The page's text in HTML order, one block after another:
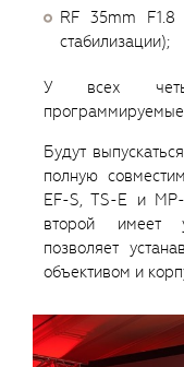
RF 35mm F1.8
стабилизации);
У всех
Будут
полную
EF-S, TS-E и
второй имеет
позволяет
объективом и